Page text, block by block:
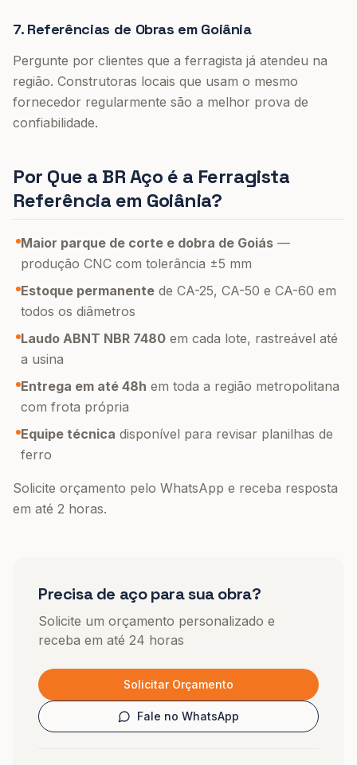
7. Referências de Obras em Goiânia
Pergunte por clientes que a ferragista já atendeu na
região. Construtoras locais que usam o mesmo
fornecedor regularmente são a melhor prova de
confiabilidade.
Por Que a BR Aço é a Ferragista
Referência em Goiânia?
Maior parque de corte e dobra de Goiás —
produção CNC com tolerância ±5 mm
Estoque permanente de CA-25, CA-50 e CA-60 em
todos os diâmetros
Laudo ABNT NBR 7480 em cada lote, rastreável até
a usina
Entrega em até 48h em toda a região metropolitana
com frota própria
Equipe técnica disponível para revisar planilhas de
ferro
Solicite orçamento pelo WhatsApp e receba resposta
em até 2 horas.
Precisa de aço para sua obra?
Solicite um orçamento personalizado e
receba em até 24 horas
Solicitar Orçamento
Fale no WhatsApp